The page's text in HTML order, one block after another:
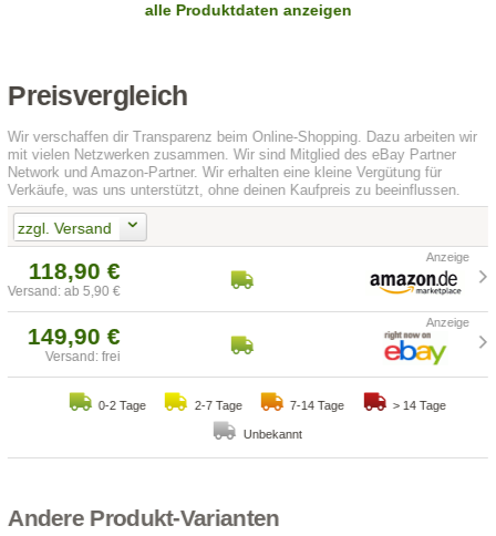
alle Produktdaten anzeigen
Preisvergleich
Wir verschaffen dir Transparenz beim Online-Shopping. Dazu arbeiten wir
mit vielen Netzwerken zusammen. Wir sind Mitglied des eBay Partner
Network und Amazon-Partner. Wir erhalten eine kleine Vergütung für
Verkäufe, was uns unterstützt, ohne deinen Kaufpreis zu beeinflussen.
zzgl. Versand
118,90 €
Versand: ab 5,90 €
149,90 €
Versand: frei
0-2 Tage 2-7 Tage 7-14 Tage > 14 Tage
Unbekannt
Andere Produkt-Varianten